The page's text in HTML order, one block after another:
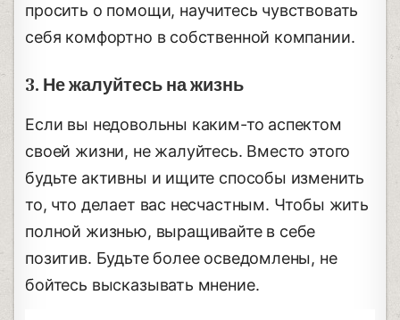
просить о помощи, научитесь чувствовать
себя комфортно в собственной компании.
3. Не жалуйтесь на жизнь
Если вы недовольны каким-то аспектом
своей жизни, не жалуйтесь. Вместо этого
будьте активны и ищите способы изменить
то, что делает вас несчастным. Чтобы жить
полной жизнью, выращивайте в себе
позитив. Будьте более осведомлены, не
бойтесь высказывать мнение.